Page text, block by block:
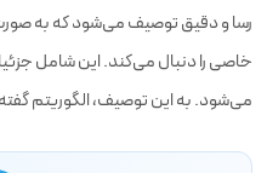
رسا و دقیق توصیف می‌شود که به
خاصی را دنبال می‌کند. این شامل
می‌شود. به این توصیف، الگوریتم